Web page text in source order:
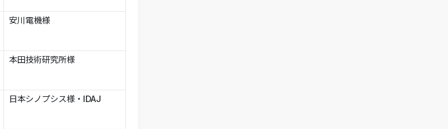
安川電機様
本田技術研究所様
日本シノプシス様・IDAJ